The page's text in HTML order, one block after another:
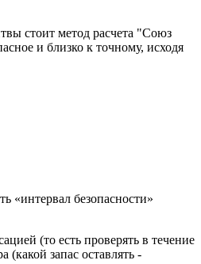
стоит метод расчета "Союз
и близко к точному, исходя
«интервал безопасности»
(то есть проверять в течение
(какой запас оставлять -